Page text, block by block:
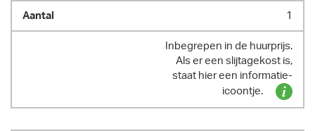
1
Inbegrepen in de huurprijs.
Als er een slijtagekost is,
staat hier een informatie-
icoontje.